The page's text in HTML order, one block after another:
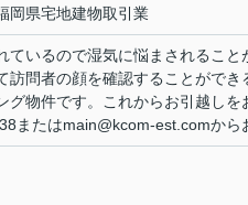
県宅地建物取引業
ているので湿気に悩まされるこ
訪問者の顔を確認することがで
グ物件です。これからお引越し
またはmain@kcom-est.comから